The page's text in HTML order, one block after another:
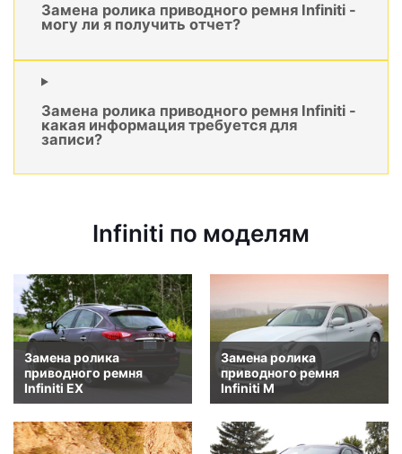
Замена ролика приводного ремня Infiniti -
могу ли я получить отчет?
Замена ролика приводного ремня Infiniti -
какая информация требуется для
записи?
Infiniti по моделям
Замена ролика
приводного ремня
Infiniti EX
Замена ролика
приводного ремня
Infiniti M